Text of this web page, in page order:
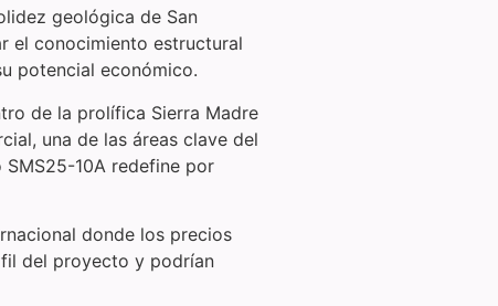
geológica de San
el conocimiento estructural
potencial económico.
de la prolífica Sierra Madre
una de las áreas clave del
10A redefine por
donde los precios
del proyecto y podrían